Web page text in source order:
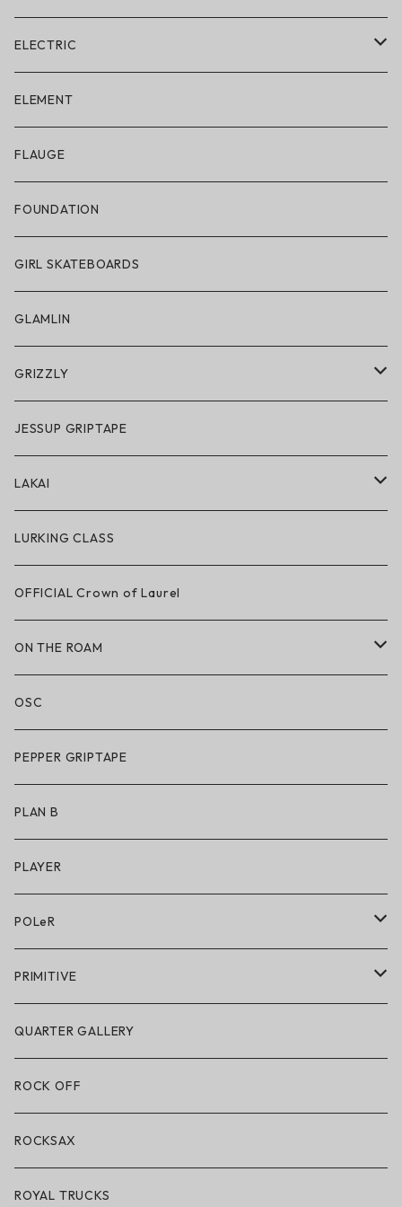
ELECTRIC
ELECTRIC × ON THE ROAM
アパレル
帽子
サングラス
スノーゴーグル
アクセサリー・小物
ELEMENT
FLAUGE
FOUNDATION
GIRL SKATEBOARDS
GLAMLIN
GRIZZLY
GRIZZLY × POLeR
アパレル
ハードグッズ
JESSUP GRIPTAPE
LAKAI
LAKAI × POLeR
LAKAI × CHOCOLATE
LAKAI × RIPNDIP
シューズ
アパレル
アクセサリー
キッズシューズ
LURKING CLASS
OFFICIAL Crown of Laurel
ON THE ROAM
アパレル
サングラス
アンダーウェア
シューズ
アクセサリー・小物
OSC
PEPPER GRIPTAPE
PLAN B
PLAYER
POLeR
POLeR × GRIZZLY
POLeR × LAKAI
アパレル
アクセサリー・小物
PRIMITIVE
アパレル
ハードグッズ
QUARTER GALLERY
ROCK OFF
ROCKSAX
ROYAL TRUCKS